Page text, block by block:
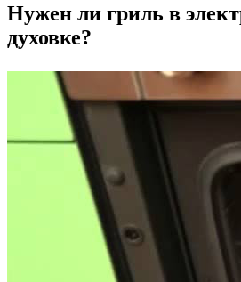
Нужен ли гриль в
духовке?